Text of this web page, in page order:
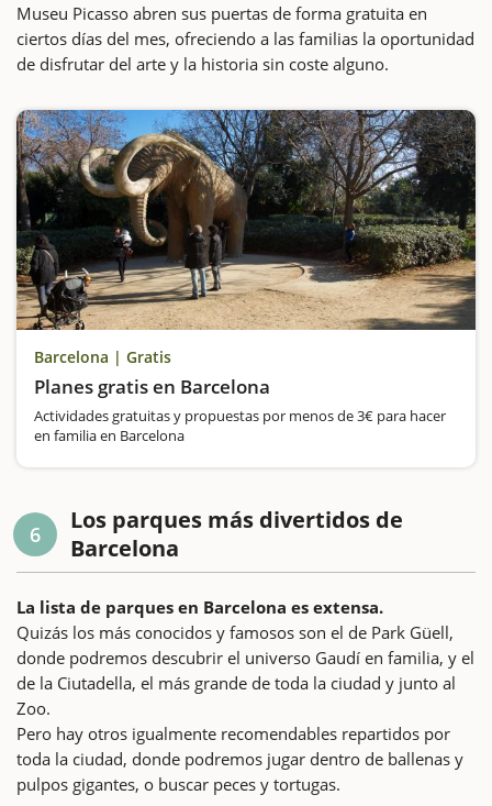
Museu Picasso abren sus puertas de forma gratuita en
ciertos días del mes, ofreciendo a las familias la oportunidad
de disfrutar del arte y la historia sin coste alguno.
Barcelona | Gratis
Planes gratis en Barcelona
Actividades gratuitas y propuestas por menos de 3€ para hacer
en familia en Barcelona
6
Los parques más divertidos de
Barcelona
La lista de parques en Barcelona es extensa.
Quizás los más conocidos y famosos son el de Park Güell,
donde podremos descubrir el universo Gaudí en familia, y el
de la Ciutadella, el más grande de toda la ciudad y junto al
Zoo.
Pero hay otros igualmente recomendables repartidos por
toda la ciudad, donde podremos jugar dentro de ballenas y
pulpos gigantes, o buscar peces y tortugas.